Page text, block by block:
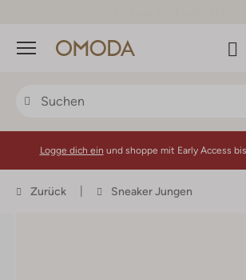
Menü
Logge dich ein und shoppe mit Early Access
Zurück Sneaker Jungen